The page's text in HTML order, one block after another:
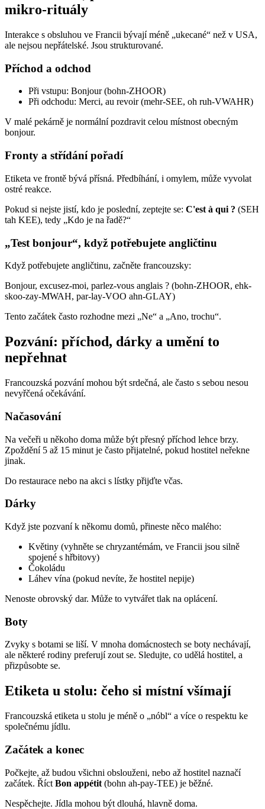
mikro-rituály
Interakce s obsluhou ve Francii bývají méně „ukecané“ než v USA,
ale nejsou nepřátelské. Jsou strukturované.
Příchod a odchod
Při vstupu: Bonjour (bohn-ZHOOR)
Při odchodu: Merci, au revoir (mehr-SEE, oh ruh-VWAHR)
V malé pekárně je normální pozdravit celou místnost obecným
bonjour.
Fronty a střídání pořadí
Etiketa ve frontě bývá přísná. Předbíhání, i omylem, může vyvolat
ostré reakce.
Pokud si nejste jistí, kdo je poslední, zeptejte se: C'est à qui ? (SEH
tah KEE), tedy „Kdo je na řadě?“
„Test bonjour“, když potřebujete angličtinu
Když potřebujete angličtinu, začněte francouzsky:
Bonjour, excusez-moi, parlez-vous anglais ? (bohn-ZHOOR, ehk-
skoo-zay-MWAH, par-lay-VOO ahn-GLAY)
Tento začátek často rozhodne mezi „Ne“ a „Ano, trochu“.
Pozvání: příchod, dárky a umění to
nepřehnat
Francouzská pozvání mohou být srdečná, ale často s sebou nesou
nevyřčená očekávání.
Načasování
Na večeři u někoho doma může být přesný příchod lehce brzy.
Zpoždění 5 až 15 minut je často přijatelné, pokud hostitel neřekne
jinak.
Do restaurace nebo na akci s lístky přijďte včas.
Dárky
Když jste pozvaní k někomu domů, přineste něco malého:
Květiny (vyhněte se chryzantémám, ve Francii jsou silně
spojené s hřbitovy)
Čokoládu
Láhev vína (pokud nevíte, že hostitel nepije)
Nenoste obrovský dar. Může to vytvářet tlak na oplácení.
Boty
Zvyky s botami se liší. V mnoha domácnostech se boty nechávají,
ale některé rodiny preferují zout se. Sledujte, co udělá hostitel, a
přizpůsobte se.
Etiketa u stolu: čeho si místní všímají
Francouzská etiketa u stolu je méně o „nóbl“ a více o respektu ke
společnému jídlu.
Začátek a konec
Počkejte, až budou všichni obslouženi, nebo až hostitel naznačí
začátek. Říct Bon appétit (bohn ah-pay-TEE) je běžné.
Nespěchejte. Jídla mohou být dlouhá, hlavně doma.